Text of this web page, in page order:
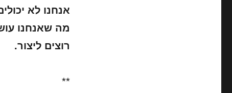
אנחנו לא
מה שאנחנו
רוצים ליצור.
**